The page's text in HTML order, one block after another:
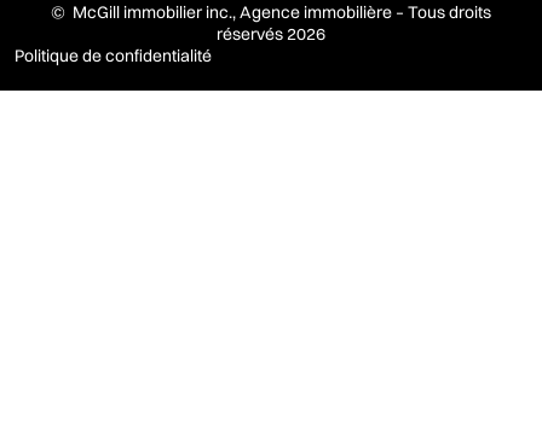
© McGill immobilier inc., Agence immobilière – Tous droits
réservés 2026
Politique de confidentialité